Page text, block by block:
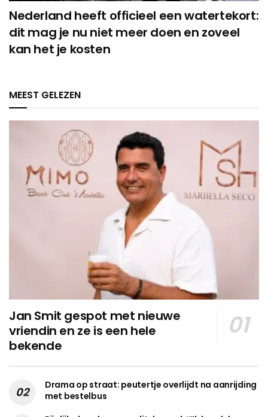
Nederland heeft officieel een watertekort:
dit mag je nu niet meer doen en zoveel
kan het je kosten
MEEST GELEZEN
Jan Smit gespot met nieuwe
vriendin en ze is een hele
bekende
Drama op straat: peutertje overlijdt na aanrijding
met bestelbus